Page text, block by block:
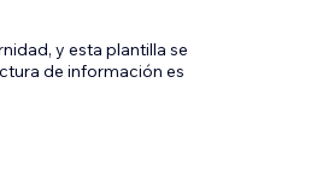
y esta plantilla se
de información es